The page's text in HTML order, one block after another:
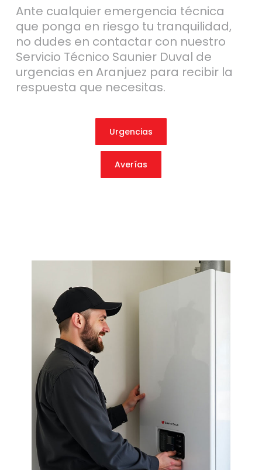
Ante cualquier emergencia técnica
que ponga en riesgo tu tranquilidad,
no dudes en contactar con nuestro
Servicio Técnico Saunier Duval de
urgencias en Aranjuez para recibir la
respuesta que necesitas.
Urgencias
Averías